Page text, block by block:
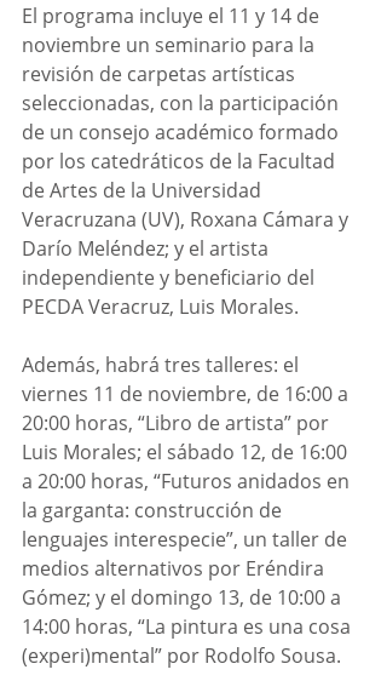
El programa incluye el 11 y 14 de
noviembre un seminario para la
revisión de carpetas artísticas
seleccionadas, con la participación
de un consejo académico formado
por los catedráticos de la Facultad
de Artes de la Universidad
Veracruzana (UV), Roxana Cámara y
Darío Meléndez; y el artista
independiente y beneficiario del
PECDA Veracruz, Luis Morales.
Además, habrá tres talleres: el
viernes 11 de noviembre, de 16:00 a
20:00 horas, “Libro de artista” por
Luis Morales; el sábado 12, de 16:00
a 20:00 horas, “Futuros anidados en
la garganta: construcción de
lenguajes interespecie”, un taller de
medios alternativos por Eréndira
Gómez; y el domingo 13, de 10:00 a
14:00 horas, “La pintura es una cosa
(experi)mental” por Rodolfo Sousa.